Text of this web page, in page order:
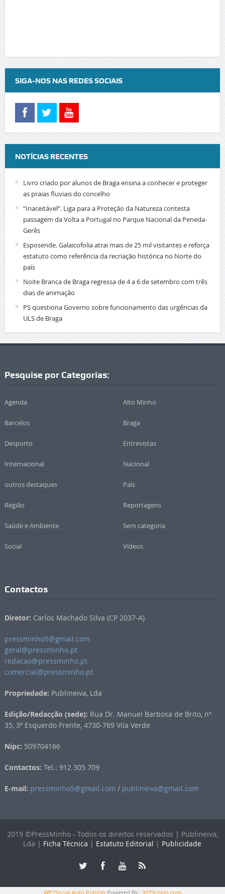
SIGA-NOS NAS REDES SOCIAIS
NOTÍCIAS RECENTES
Livro criado por alunos de Braga ensina a conhecer e proteger
as praias fluviais do concelho
“Inaceitável”. Liga para a Proteção da Natureza contesta
passagem da Volta a Portugal no Parque Nacional da Peneda-
Gerês
Esposende. Galaicofolia atrai mais de 25 mil visitantes e reforça
estatuto como referência da recriação histórica no Norte do
país
Noite Branca de Braga regressa de 4 a 6 de setembro com três
dias de animação
PS questiona Governo sobre funcionamento das urgências da
ULS de Braga
Pesquise por Categorias:
Agenda Alto Minho
Barcelos Braga
Desporto Entrevistas
Internacional Nacional
outros destaques País
Região Reportagens
Saúde e Ambiente Sem categoria
Social Vídeos
Contactos
Diretor: Carlos Machado Silva (CP 2037-A)
pressminho5@gmail.com
geral@pressminho.pt
redacao@pressminho.pt
comercial@pressminho.pt
Propriedade: Publineiva, Lda
Edição/Redacção (sede): Rua Dr. Manuel Barbosa de Brito, nº
35, 3º Esquerdo Frente, 4730-769 Vila Verde
Nipc: 509704166
Contactos: Tel.: 912 305 709
E-mail: pressminho5@gmail.com / publineiva@gmail.com
2019 ©PressMinho - Todos os direitos reservados | Publineiva,
Lda | Ficha Técnica | Estatuto Editorial | Publicidade
WP2Social Auto Publish Powered By : XYZScripts.com